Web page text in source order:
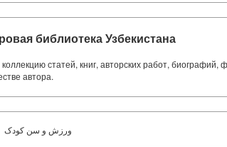
библиотека Узбекистана
статей, книг, авторских работ,
автора.
ورزش و سن کودک